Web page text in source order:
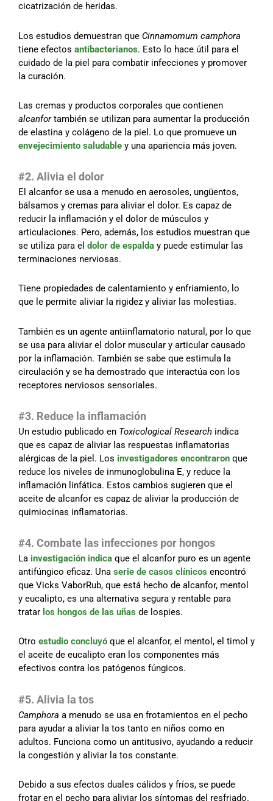
cicatrización de heridas.
Los estudios demuestran que Cinnamomum camphora
tiene efectos antibacterianos. Esto lo hace útil para el
cuidado de la piel para combatir infecciones y promover
la curación.
Las cremas y productos corporales que contienen
alcanfortambién se utilizan para aumentar la producción
de elastina y colágeno de la piel. Lo que promueve un
envejecimiento saludable y una apariencia más joven.
#2. Alivia el dolor
El alcanfor se usa a menudo en aerosoles, ungüentos,
bálsamos y cremas para aliviar el dolor. Es capaz de
reducir la inflamación y el dolor de músculos y
articulaciones. Pero, además, los estudios muestran que
se utiliza para el dolor de espalda y puede estimular las
terminaciones nerviosas.
Tiene propiedades de calentamiento y enfriamiento, lo
que le permite aliviar la rigidez y aliviar las molestias.
También es un agente antiinflamatorio natural, por lo que
se usa para aliviar el dolor muscular y articular causado
por la inflamación. También se sabe que estimula la
circulación y se ha demostrado que interactúa con los
receptores nerviosos sensoriales.
#3. Reduce la inflamación
Un estudio publicado en Toxicological Research indica
que es capaz de aliviar las respuestas inflamatorias
alérgicas de la piel. Los investigadores encontraron que
reduce los niveles de inmunoglobulina E, y reduce la
inflamación linfática. Estos cambios sugieren que el
aceite de alcanfor es capaz de aliviar la producción de
quimiocinas inflamatorias.
#4. Combate las infecciones por hongos
La investigación indica que el alcanfor puro es un agente
antifúngico eficaz. Una serie de casos clínicos encontró
que Vicks VaborRub, que está hecho de alcanfor, mentol
y eucalipto, es una alternativa segura y rentable para
tratar los hongos de las uñas de lospies.
Otro estudio concluyó que el alcanfor, el mentol, el timol y
el aceite de eucalipto eran los componentes más
efectivos contra los patógenos fúngicos.
#5. Alivia la tos
Camphora a menudo se usa en frotamientos en el pecho
para ayudar a aliviar la tos tanto en niños como en
adultos. Funciona como un antitusivo, ayudando a reducir
la congestión y aliviar la tos constante.
Debido a sus efectos duales cálidos y fríos, se puede
frotar en el pecho para aliviar los síntomas del resfriado.